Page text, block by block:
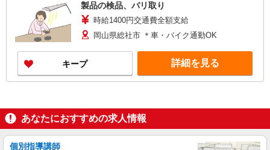
製品の検品、バリ取り
時給1400円交通費全額支給
岡山県総社市 ＊車・バイク通勤OK
キープ 詳細を見る
あなたにおすすめの求人情報
個別指導講師